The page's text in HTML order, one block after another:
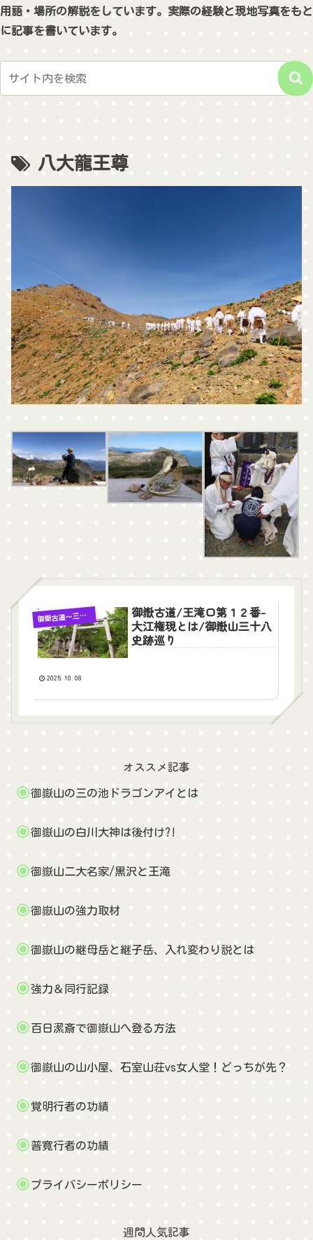
用語・場所の解説をしています。実際の経験と現地写真をもと
に記事を書いています。
八大龍王尊
御嶽古道〜三十八史跡巡り
御嶽古道/王滝口第１２番-
大江権現とは/御嶽山三十八
史跡巡り
2025.10.08
オススメ記事
御嶽山の三の池ドラゴンアイとは
御嶽山の白川大神は後付け?!
御嶽山二大名家/黒沢と王滝
御嶽山の強力取材
御嶽山の継母岳と継子岳、入れ変わり説とは
強力＆同行記録
百日潔斎で御嶽山へ登る方法
御嶽山の山小屋、石室山荘vs女人堂！どっちが先？
覚明行者の功績
普寛行者の功績
プライバシーポリシー
週間人気記事